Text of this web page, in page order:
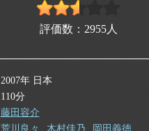
評価数： 2955 人
2007年 日本
110分
藤田容介
荒川良々 木村佳乃
岡田義徳